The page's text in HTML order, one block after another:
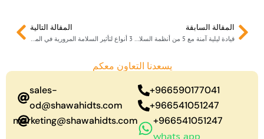
Prevالمقالة السابقة
قيادة ليلية آمنة مع 5 من أنظمة السلامة المرورية
المقالة التالية
3 أنواع لتأثير السلامة المرورية في المملكة العربية السعودية
يسعدنا التعاون معكم
sales-
od@shawahidts.com
marketing@shawahidts.com
966590177041+
966541051247+
966541051247+
whats app